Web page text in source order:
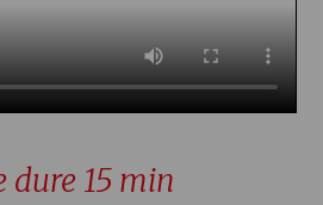
dure 15 min